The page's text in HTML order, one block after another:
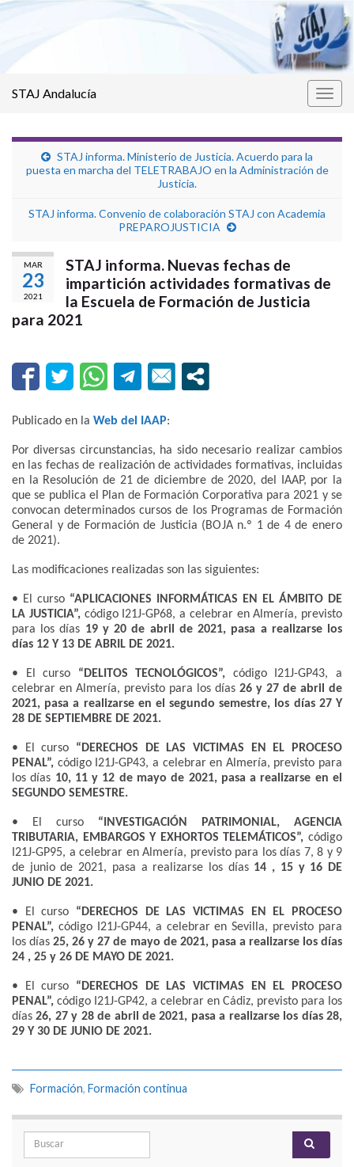
STAJ Andalucía
STAJ informa. Ministerio de Justicia. Acuerdo para la
puesta en marcha del TELETRABAJO en la Administración de
Justicia.
STAJ informa. Convenio de colaboración STAJ con Academia
PREPAROJUSTICIA
MAR
23
2021
STAJ informa. Nuevas fechas de
impartición actividades formativas de
la Escuela de Formación de Justicia
para 2021
Publicado en la Web del IAAP:
Por diversas circunstancias, ha sido necesario realizar cambios
en las fechas de realización de actividades formativas, incluidas
en la Resolución de 21 de diciembre de 2020, del IAAP, por la
que se publica el Plan de Formación Corporativa para 2021 y se
convocan determinados cursos de los Programas de Formación
General y de Formación de Justicia (BOJA n.º 1 de 4 de enero
de 2021).
Las modificaciones realizadas son las siguientes:
• El curso “APLICACIONES INFORMÁTICAS EN EL ÁMBITO DE
LA JUSTICIA”,código I21J-GP68, a celebrar en Almería, previsto
para los días 19 y 20 de abril de 2021, pasa a realizarse los
días 12 Y 13 DE ABRIL DE 2021.
• El curso “DELITOS TECNOLÓGICOS”, código I21J-GP43, a
celebrar en Almería, previsto para los días 26 y 27 de abril de
2021, pasa a realizarse en el segundo semestre, los días 27 Y
28 DE SEPTIEMBRE DE 2021.
• El curso “DERECHOS DE LAS VICTIMAS EN EL PROCESO
PENAL”, código I21J-GP43, a celebrar en Almería, previsto para
los días 10, 11 y 12 de mayo de 2021, pasa a realizarse en el
SEGUNDO SEMESTRE.
• El curso “INVESTIGACIÓN PATRIMONIAL, AGENCIA
TRIBUTARIA, EMBARGOS Y EXHORTOS TELEMÁTICOS”, código
I21J-GP95, a celebrar en Almería, previsto para los días 7, 8 y 9
de junio de 2021, pasa a realizarse los días 14 , 15 y 16 DE
JUNIO DE 2021.
• El curso “DERECHOS DE LAS VICTIMAS EN EL PROCESO
PENAL”, código I21J-GP44, a celebrar en Sevilla, previsto para
los días25, 26 y 27 de mayo de 2021, pasa a realizarse los días
24 , 25 y 26 DE MAYO DE 2021.
• El curso “DERECHOS DE LAS VICTIMAS EN EL PROCESO
PENAL”, código I21J-GP42, a celebrar en Cádiz, previsto para los
días26, 27 y 28 de abril de 2021, pasa a realizarse los días 28,
29 Y 30 DE JUNIO DE 2021.
Formación, Formación continua
Search for: